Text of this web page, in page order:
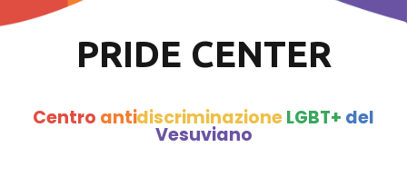
PRIDE CENTER
Centro antidiscriminazioneLGBT+ del
Vesuviano